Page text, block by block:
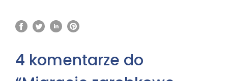
4 komentarze do